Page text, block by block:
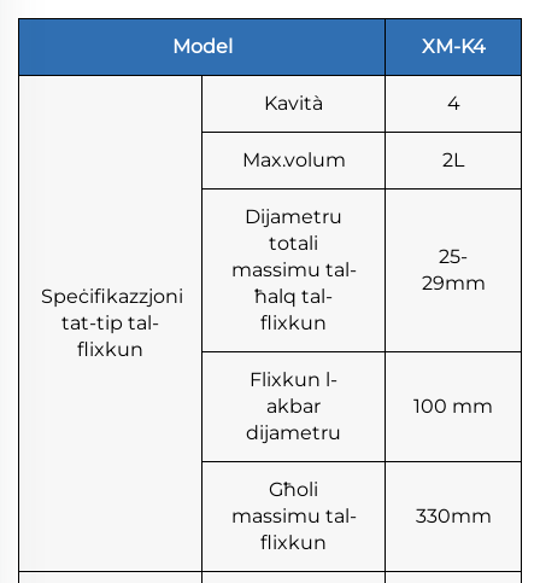
Model XM-K4
Speċifikazzjoni
tat-tip tal-
flixkun
Kavità 4
Max.volum 2L
Dijametru
totali
massimu tal-
ħalq tal-
flixkun
25-
29mm
Flixkun l-
akbar
dijametru
100 mm
Għoli
massimu tal-
flixkun
330mm